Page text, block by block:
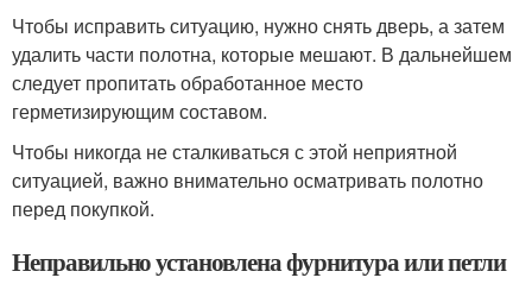
Чтобы исправить ситуацию, нужно снять дверь, а затем
удалить части полотна, которые мешают. В дальнейшем
следует пропитать обработанное место
герметизирующим составом.
Чтобы никогда не сталкиваться с этой неприятной
ситуацией, важно внимательно осматривать полотно
перед покупкой.
Неправильно установлена фурнитура или петли